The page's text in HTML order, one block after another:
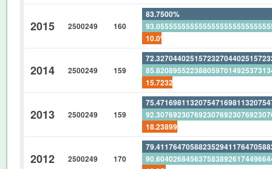
2015 2500249 160
83.7500%
10.0%
2014 2500249 159
2013 2500249 159
2012 2500249 170